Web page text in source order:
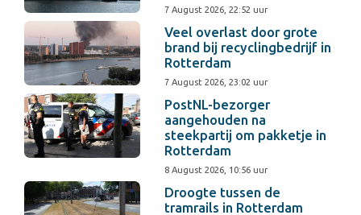
7 August 2026, 22:52 uur
Veel overlast door grote
brand bij recyclingbedrijf in
Rotterdam
7 August 2026, 23:02 uur
PostNL-bezorger
aangehouden na
steekpartij om pakketje in
Rotterdam
8 August 2026, 10:56 uur
Droogte tussen de
tramrails in Rotterdam